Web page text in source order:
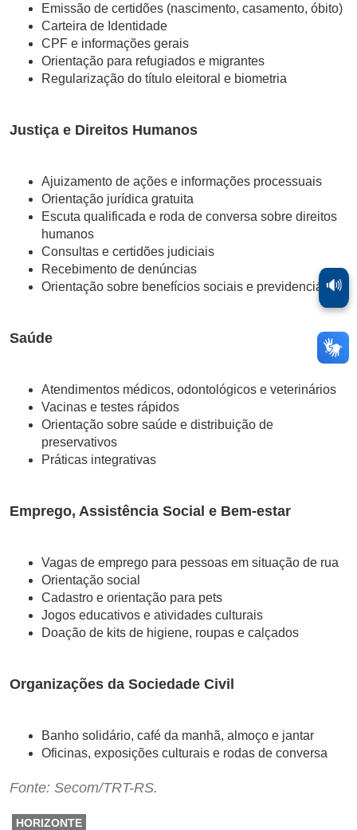
Emissão de certidões (nascimento, casamento, óbito)
Carteira de Identidade
CPF e informações gerais
Orientação para refugiados e migrantes
Regularização do título eleitoral e biometria
Justiça e Direitos Humanos
Ajuizamento de ações e informações processuais
Orientação jurídica gratuita
Escuta qualificada e roda de conversa sobre direitos
humanos
Consultas e certidões judiciais
Recebimento de denúncias
Orientação sobre benefícios sociais e previdenciários
Saúde
Atendimentos médicos, odontológicos e veterinários
Vacinas e testes rápidos
Orientação sobre saúde e distribuição de
preservativos
Práticas integrativas
Emprego, Assistência Social e Bem-estar
Vagas de emprego para pessoas em situação de rua
Orientação social
Cadastro e orientação para pets
Jogos educativos e atividades culturais
Doação de kits de higiene, roupas e calçados
Organizações da Sociedade Civil
Banho solidário, café da manhã, almoço e jantar
Oficinas, exposições culturais e rodas de conversa
Fonte: Secom/TRT-RS.
HORIZONTE
🔊